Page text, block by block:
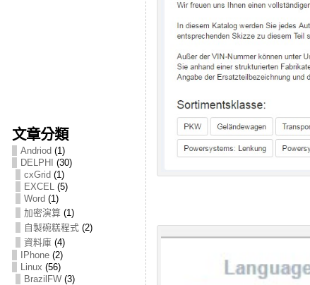
文章分類
Andriod (1)
DELPHI
(30)
cxGrid (1)
EXCEL(5)
Word (1)
加密演算(1)
自製碗糕程式(2)
資料庫(4)
IPhone(2)
Linux (56)
BrazilFW(3)